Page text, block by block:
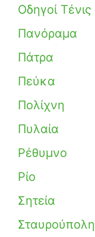
Οδηγοί Τένις
Πανόραμα
Πάτρα
Πεύκα
Πολίχνη
Πυλαία
Ρέθυμνο
Ρίο
Σητεία
Σταυρούπολη